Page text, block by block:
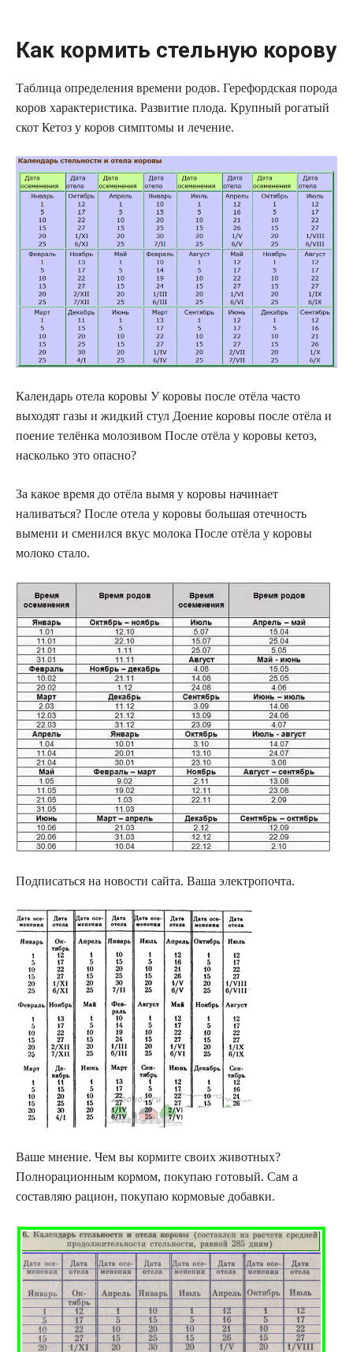
Как кормить стельную корову
Таблица определения времени родов. Герефордская порода
коров характеристика. Развитие плода. Крупный рогатый
скот Кетоз у коров симптомы и лечение.
Календарь отела коровы У коровы после отёла часто
выходят газы и жидкий стул Доение коровы после отёла и
поение телёнка молозивом После отёла у коровы кетоз,
насколько это опасно?
За какое время до отёла вымя у коровы начинает
наливаться? После отела у коровы большая отечность
вымени и сменился вкус молока После отёла у коровы
молоко стало.
Подписаться на новости сайта. Ваша электропочта.
Ваше мнение. Чем вы кормите своих животных?
Полнорационным кормом, покупаю готовый. Сам а
составляю рацион, покупаю кормовые добавки.